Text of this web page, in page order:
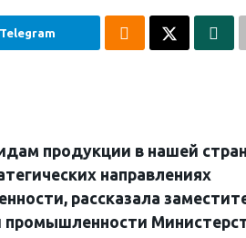
продукции в нашей
направлениях
рассказала
промышленности